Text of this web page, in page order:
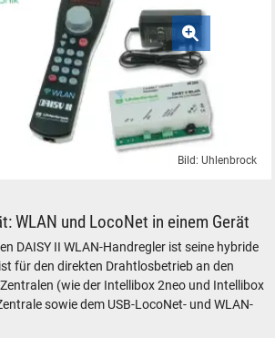
Bild: Uhlenbrock
WLAN und LocoNet in einem Gerät
DAISY II WLAN-Handregler ist seine hybride
für den direkten Drahtlosbetrieb an den
(wie der Intellibox 2neo und Intellibox
sowie dem USB-LocoNet- und WLAN-